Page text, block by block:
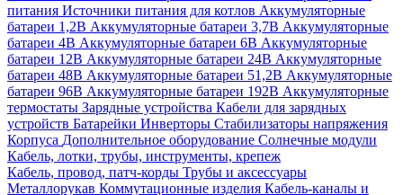
питания Источники питания для котлов Аккумуляторные
батареи 1,2В Аккумуляторные батареи 3,7В Аккумуляторные
батареи 4В Аккумуляторные батареи 6В Аккумуляторные
батареи 12В Аккумуляторные батареи 24В Аккумуляторные
батареи 48В Аккумуляторные батареи 51,2В Аккумуляторные
батареи 96В Аккумуляторные батареи 192В Аккумуляторные
термостаты Зарядные устройства Кабели для зарядных
устройств Батарейки Инверторы Стабилизаторы напряжения
Корпуса Дополнительное оборудование Солнечные модули
Кабель, лотки, трубы, инструменты, крепеж
Кабель, провод, патч-корды Трубы и аксессуары
Металлорукав Коммутационные изделия Кабель-каналы и